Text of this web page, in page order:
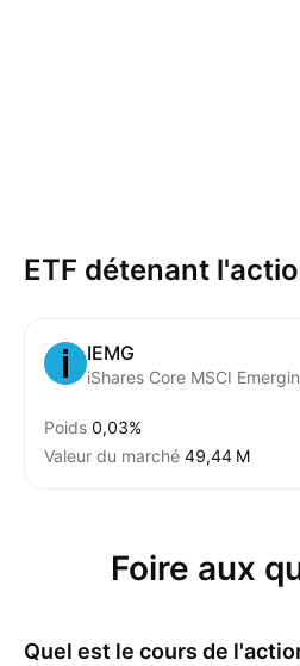
ETF détenant
IEMG
Poids 0,03%
Valeur du marché ‪49,44 M‬
Foire aux
Quel est le cours de